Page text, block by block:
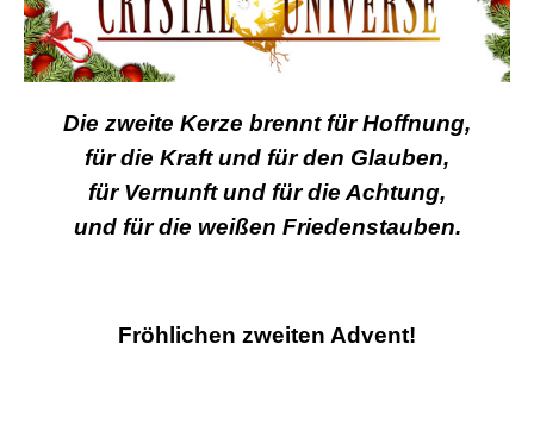
Die zweite Kerze brennt für Hoffnung,
für die Kraft und für den Glauben,
für Vernunft und für die Achtung,
und für die weißen Friedenstauben.
Fröhlichen zweiten Advent!